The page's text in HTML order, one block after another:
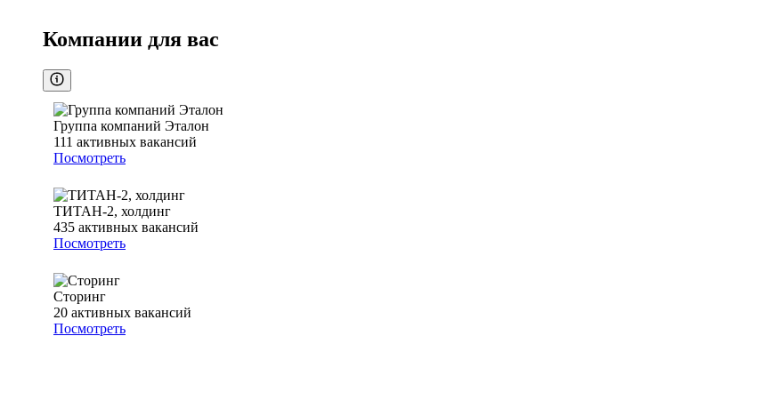
Компании для вас
Группа компаний Эталон
111 активных вакансий
Посмотреть
ТИТАН-2, холдинг
435 активных вакансий
Посмотреть
Сторинг
20 активных вакансий
Посмотреть